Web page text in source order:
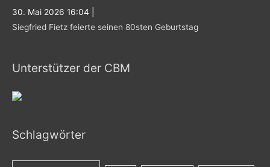
30. Mai 2026 16:04
Siegfried Fietz feierte seinen 80sten Geburtstag
Unterstützer der CBM
Schlagwörter